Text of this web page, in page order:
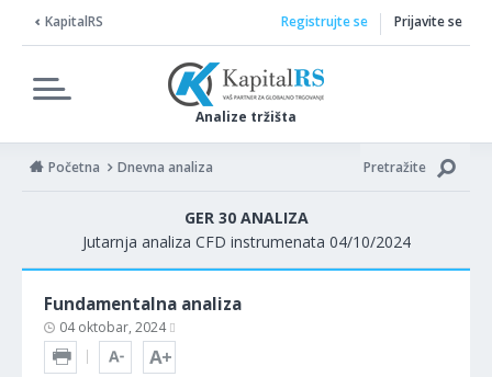
KapitalRS
Analize tržišta
Registrujte se Prijavite se
Početna Dnevna analiza Pretražite
GER 30 ANALIZA
Jutarnja analiza CFD instrumenata 04/10/2024
Fundamentalna analiza
04 oktobar, 2024